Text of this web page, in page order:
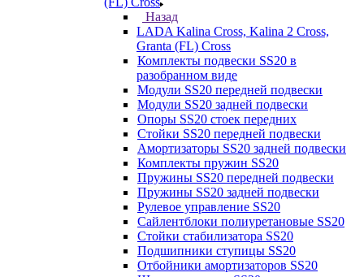
Назад
LADA Kalina Cross, Kalina 2 Cross,
Granta (FL) Cross
Комплекты подвески SS20 в
разобранном виде
Модули SS20 передней подвески
Модули SS20 задней подвески
Опоры SS20 стоек передних
Стойки SS20 передней подвески
Амортизаторы SS20 задней подвески
Комплекты пружин SS20
Пружины SS20 передней подвески
Пружины SS20 задней подвески
Рулевое управление SS20
Сайлентблоки полиуретановые SS20
Стойки стабилизатора SS20
Подшипники ступицы SS20
Отбойники амортизаторов SS20